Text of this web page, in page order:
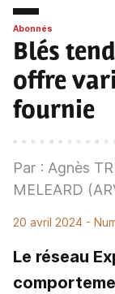
Abonnés
Blés
offre
fournie
Par : Agnès
MELEARD
20 avril 2024 -
Le réseau